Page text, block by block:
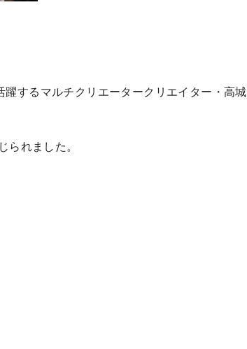
するマルチクリエータークリエイター・高城
れました。